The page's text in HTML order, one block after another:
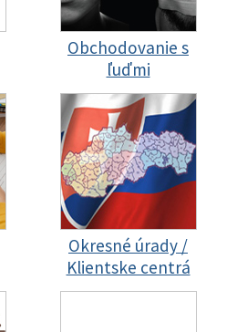
Obchodovanie s
ľuďmi
Okresné úrady /
Klientske centrá